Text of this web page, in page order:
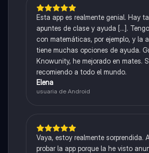
Esta app es realmente genial. Hay
apuntes de clase y ayuda [...].
con matemáticas, por ejemplo, y la
tiene muchas opciones de ayuda.
Knowunity, he mejorado en mates.
recomiendo a todo el mundo.
Elena
usuaria de Android
Vaya, estoy realmente sorprendida.
probar la app porque la he visto